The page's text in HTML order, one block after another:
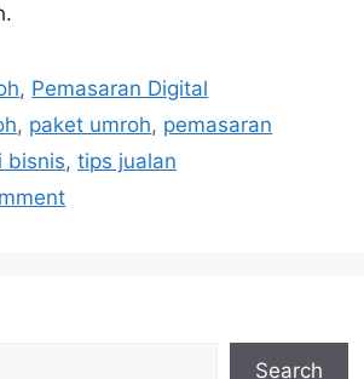
, Pemasaran Digital
, paket umroh, pemasaran
bisnis, tips jualan
Search